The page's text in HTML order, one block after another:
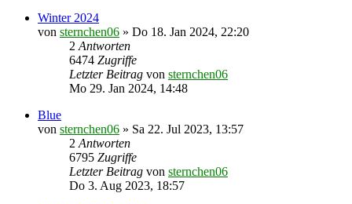
Winter 2024
von sternchen06 » Do 18. Jan 2024, 22:20
2 Antworten
6474 Zugriffe
Letzter Beitrag von sternchen06
Mo 29. Jan 2024, 14:48
Blue
von sternchen06 » Sa 22. Jul 2023, 13:57
2 Antworten
6795 Zugriffe
Letzter Beitrag von sternchen06
Do 3. Aug 2023, 18:57